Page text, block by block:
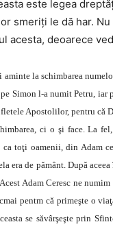
este legea
smeriţi le dă har.
acesta, deoarece
la schimbarea
Simon l-a numit Petru, iar
Apostolilor, pentru că
ci o şi face. La
ca toţi oamenii, din Adam
era de pământ. După
Adam Ceresc ne
pentm că primeşte o
se săvârşeşte prin